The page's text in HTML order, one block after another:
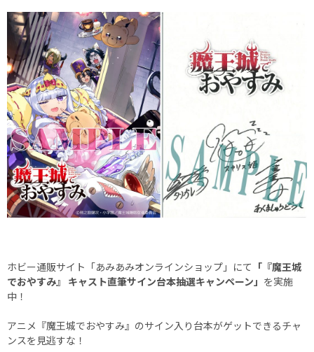
ホビー通販サイト「あみあみオンラインショップ」にて 「『魔王城
でおやすみ』 キャスト直筆サイン台本抽選キャンペーン」 を実施
中！
アニメ『魔王城でおやすみ』のサイン入り台本がゲットできるチャ
ンスを見逃すな！